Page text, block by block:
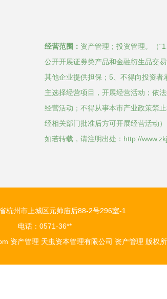
经营范围： 资产管理；投资管理。（
公开开展证券类产品和金融衍生品交
其他企业提供担保；5、不得向投资者
主选择经营项目，开展经营活动；依
经营活动；不得从事本市产业政策禁
经相关部门批准后方可开展经营活动）
如若转载，请注明出处：http://
杭州市上城区元帅庙后88-2号296室-1
电话：0571-36**
资产管理 天虫资本管理有限公司 资产管理 版权